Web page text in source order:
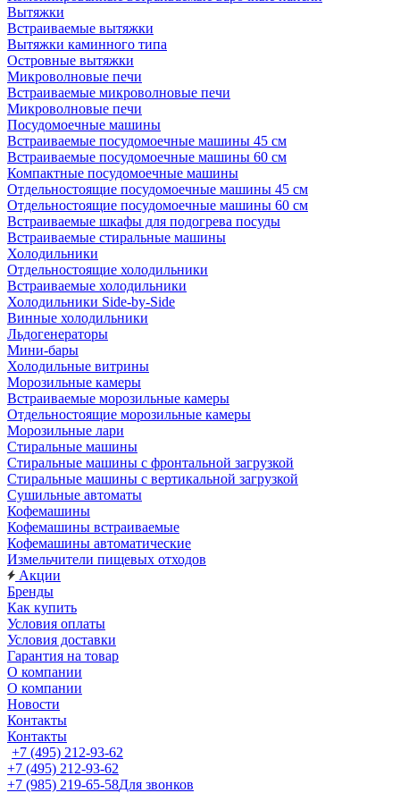
Вытяжки
Встраиваемые вытяжки
Вытяжки каминного типа
Островные вытяжки
Микроволновые печи
Встраиваемые микроволновые печи
Микроволновые печи
Посудомоечные машины
Встраиваемые посудомоечные машины 45 см
Встраиваемые посудомоечные машины 60 см
Компактные посудомоечные машины
Отдельностоящие посудомоечные машины 45 см
Отдельностоящие посудомоечные машины 60 см
Встраиваемые шкафы для подогрева посуды
Встраиваемые стиральные машины
Холодильники
Отдельностоящие холодильники
Встраиваемые холодильники
Холодильники Side-by-Side
Винные холодильники
Льдогенераторы
Мини-бары
Холодильные витрины
Морозильные камеры
Встраиваемые морозильные камеры
Отдельностоящие морозильные камеры
Морозильные лари
Стиральные машины
Стиральные машины с фронтальной загрузкой
Стиральные машины с вертикальной загрузкой
Сушильные автоматы
Кофемашины
Кофемашины встраиваемые
Кофемашины автоматические
Измельчители пищевых отходов
Акции
Бренды
Как купить
Условия оплаты
Условия доставки
Гарантия на товар
О компании
О компании
Новости
Контакты
Контакты
+7 (495) 212-93-62
+7 (495) 212-93-62
+7 (985) 219-65-58Для звонков